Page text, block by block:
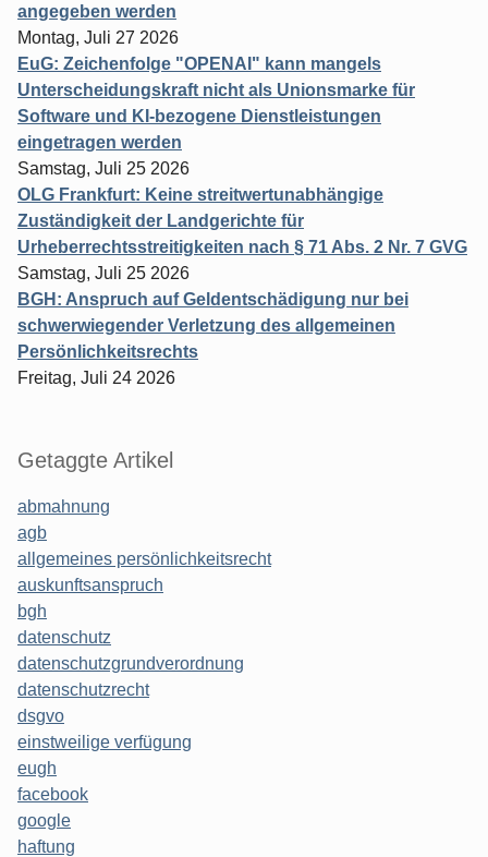
angegeben werden
Montag, Juli 27 2026
EuG: Zeichenfolge "OPENAI" kann mangels
Unterscheidungskraft nicht als Unionsmarke für
Software und KI-bezogene Dienstleistungen
eingetragen werden
Samstag, Juli 25 2026
OLG Frankfurt: Keine streitwertunabhängige
Zuständigkeit der Landgerichte für
Urheberrechtsstreitigkeiten nach § 71 Abs. 2 Nr. 7 GVG
Samstag, Juli 25 2026
BGH: Anspruch auf Geldentschädigung nur bei
schwerwiegender Verletzung des allgemeinen
Persönlichkeitsrechts
Freitag, Juli 24 2026
Getaggte Artikel
abmahnung
agb
allgemeines persönlichkeitsrecht
auskunftsanspruch
bgh
datenschutz
datenschutzgrundverordnung
datenschutzrecht
dsgvo
einstweilige verfügung
eugh
facebook
google
haftung